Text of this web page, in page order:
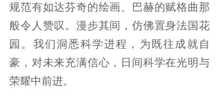
规范有如达芬奇的绘画、巴赫的赋格曲那
般令人赞叹。漫步其间，仿佛置身法国花
园。我们洞悉科学进程，为既往成就自
豪，对未来充满信心，日间科学在光明与
荣耀中前进。